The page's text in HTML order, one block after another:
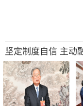
坚定制度自信 主动